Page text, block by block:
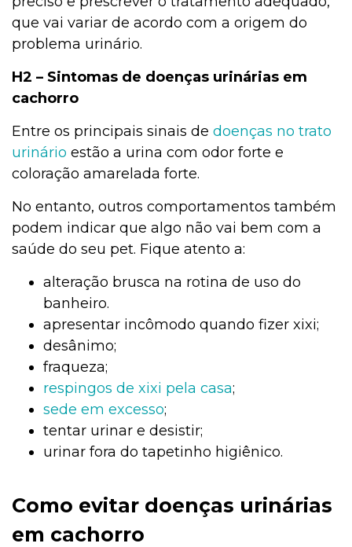
que vai variar de acordo com a origem do
problema urinário.
H2 – Sintomas de doenças urinárias em
cachorro
Entre os principais sinais de doenças no trato
urinário estão a urina com odor forte e
coloração amarelada forte.
No entanto, outros comportamentos também
podem indicar que algo não vai bem com a
saúde do seu pet. Fique atento a:
alteração brusca na rotina de uso do
banheiro.
apresentar incômodo quando fizer xixi;
desânimo;
fraqueza;
respingos de xixi pela casa;
sede em excesso;
tentar urinar e desistir;
urinar fora do tapetinho higiênico.
Como evitar doenças urinárias
em cachorro